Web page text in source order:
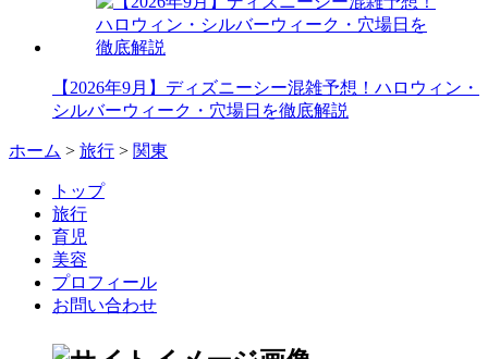
【2026年9月】ディズニーシー混雑予想！ハロウィン・
シルバーウィーク・穴場日を徹底解説
ホーム > 旅行 > 関東
トップ
旅行
育児
美容
プロフィール
お問い合わせ